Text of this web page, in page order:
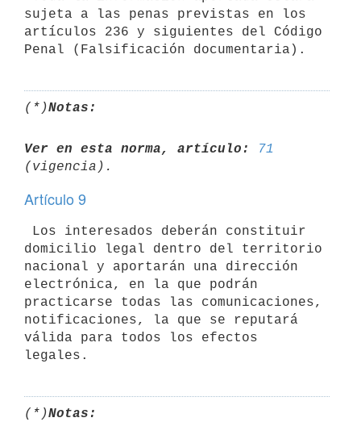
sujeta a las penas previstas en los
artículos 236 y siguientes del Código
(*)Notas:
Ver en esta norma, artículo:
71
Artículo 9
domicilio legal dentro del territorio
nacional y aportarán una dirección
electrónica, en la que podrán
practicarse todas las comunicaciones,
notificaciones, la que se reputará
válida para todos los efectos
(*)Notas: